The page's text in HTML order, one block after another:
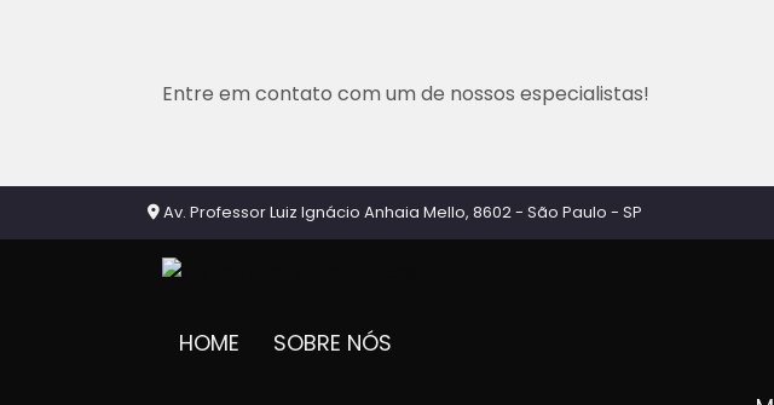
Entre em contato com um de nossos especialistas!
Av. Professor Luiz Ignácio Anhaia Mello, 8602 - São Paulo - SP
HOME SOBRE NÓS